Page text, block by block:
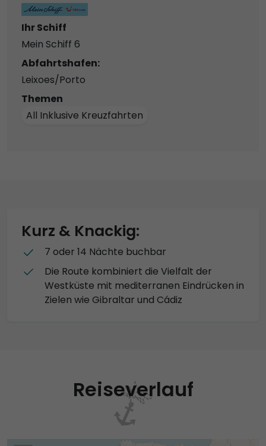
Ihr Schiff
Mein Schiff 6
Abfahrtshafen:
Leixoes/Porto
Themen
All Inklusive Kreuzfahrten
Kurz & Knackig:
7 oder 14 Nächte buchbar
Die Route kombiniert die Vielfalt der
Westküste mit mediterranen Eindrücken in
Zielen wie Gibraltar und Cádiz
Reiseverlauf